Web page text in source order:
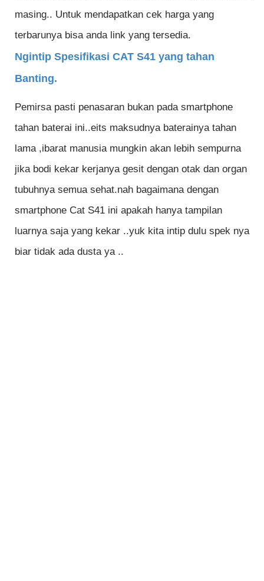
masing.. Untuk mendapatkan cek harga yang
terbarunya bisa anda link yang tersedia.
Ngintip Spesifikasi CAT S41 yang tahan
Banting.
Pemirsa pasti penasaran bukan pada smartphone
tahan baterai ini..eits maksudnya baterainya tahan
lama ,ibarat manusia mungkin akan lebih sempurna
jika bodi kekar kerjanya gesit dengan otak dan organ
tubuhnya semua sehat.nah bagaimana dengan
smartphone Cat S41 ini apakah hanya tampilan
luarnya saja yang kekar ..yuk kita intip dulu spek nya
biar tidak ada dusta ya ..